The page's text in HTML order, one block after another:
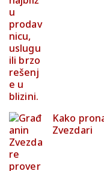
Kako
Zvezdari